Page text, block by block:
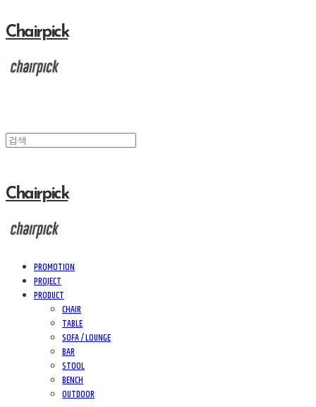
Chairpick
Chairpick
PROMOTION
PROJECT
PRODUCT
CHAIR
TABLE
SOFA / LOUNGE
BAR
STOOL
BENCH
OUTDOOR